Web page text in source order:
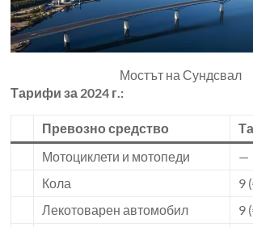
Мостът на Сундсвал
Тарифи за 2024 г.:
Превозно средство
Мотоциклети и мотопеди
—
Кола
9
Лекотоварен автомобил
9